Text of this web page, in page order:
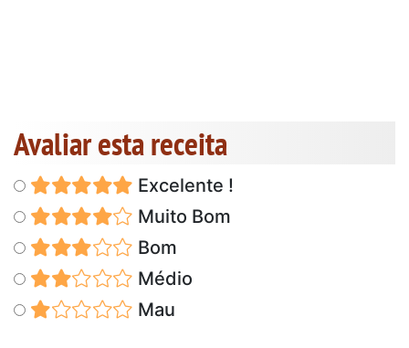
Avaliar esta receita
Excelente !
Muito Bom
Bom
Médio
Mau